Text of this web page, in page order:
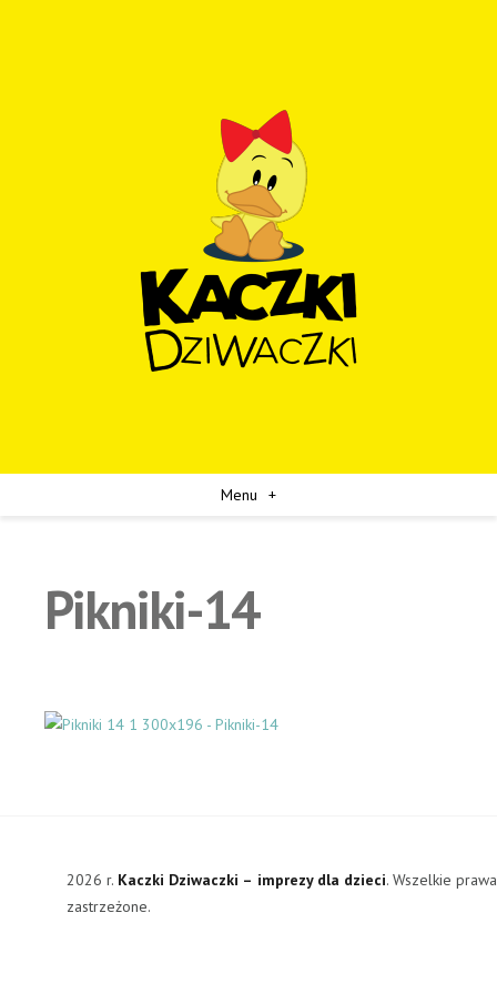
Menu +
Pikniki-14
2026 r. Kaczki Dziwaczki – imprezy dla dzieci. Wszelkie prawa
zastrzeżone.